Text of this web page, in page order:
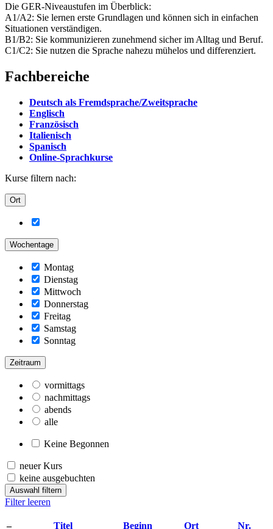
Die GER-Niveaustufen im Überblick:
A1/A2: Sie lernen erste Grundlagen und können sich in einfachen
Situationen verständigen.
B1/B2: Sie kommunizieren zunehmend sicher im Alltag und Beruf.
C1/C2: Sie nutzen die Sprache nahezu mühelos und differenziert.
Fachbereiche
Deutsch als Fremdsprache/Zweitsprache
Englisch
Französisch
Italienisch
Spanisch
Online-Sprachkurse
Kurse filtern nach:
Ort
Wochentage
Montag
Dienstag
Mittwoch
Donnerstag
Freitag
Samstag
Sonntag
Zeitraum
vormittags
nachmittags
abends
alle
Keine Begonnen
neuer Kurs
keine ausgebuchten
Auswahl filtern
Filter leeren
– Titel Beginn Ort Nr.